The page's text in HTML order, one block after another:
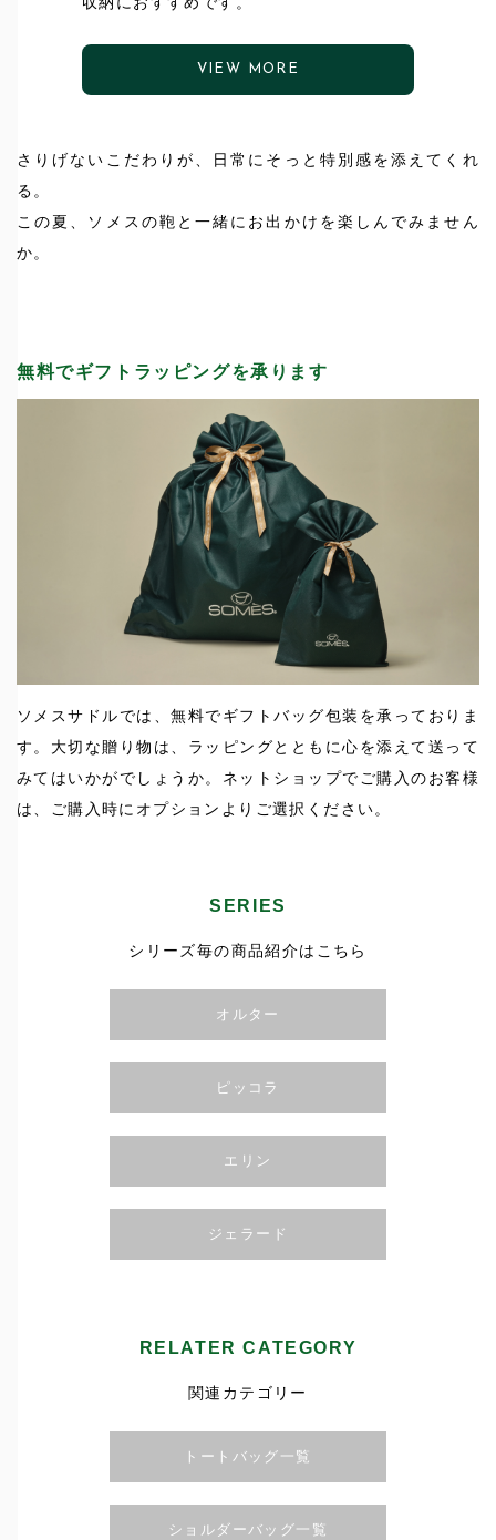
VIEW MORE
さりげないこだわりが、日常にそっと特別感を添えてくれ
る。
この夏、ソメスの鞄と一緒にお出かけを楽しんでみません
か。
無料でギフトラッピングを承ります
ソメスサドルでは、無料でギフトバッグ包装を承っておりま
す。大切な贈り物は、ラッピングとともに心を添えて送って
みてはいかがでしょうか。ネットショップでご購入のお客様
は、ご購入時にオプションよりご選択ください。
SERIES
シリーズ毎の商品紹介はこちら
オルター
ピッコラ
エリン
ジェラード
RELATER CATEGORY
関連カテゴリー
トートバッグ一覧
ショルダーバッグ一覧